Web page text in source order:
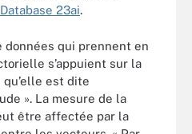
23ai.
données qui prennent en
s’appuient sur la
est dite
». La mesure de la
être affectée par la